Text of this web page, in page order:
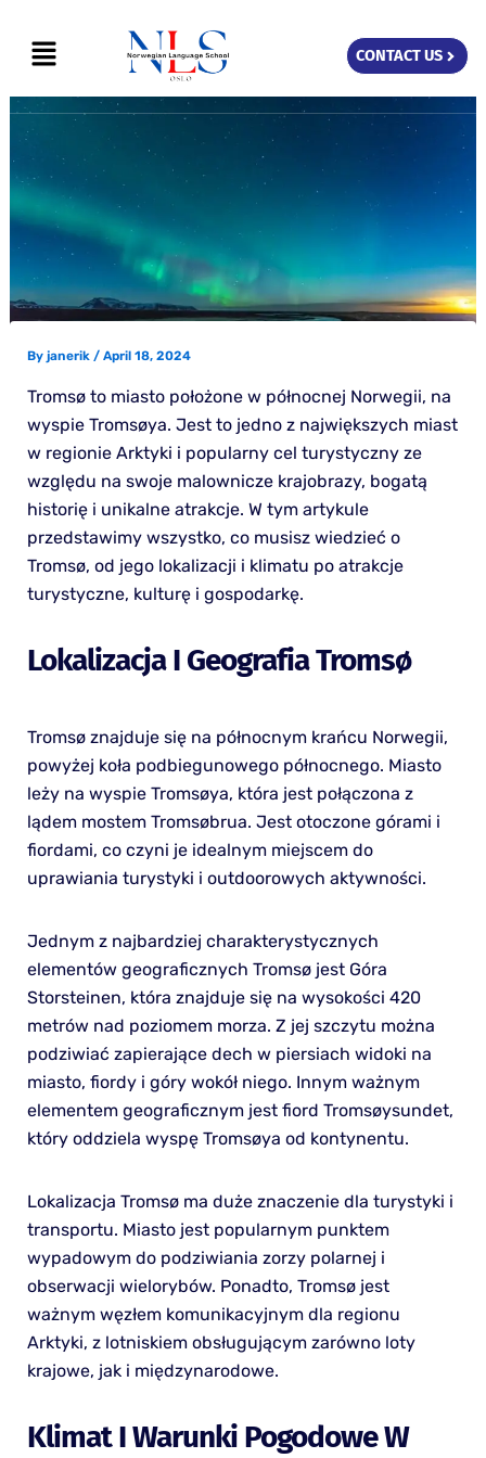
content
Menu CONTACT US
By janerik / April 18, 2024
Tromsø to miasto położone w północnej Norwegii, na
wyspie Tromsøya. Jest to jedno z największych miast
w regionie Arktyki i popularny cel turystyczny ze
względu na swoje malownicze krajobrazy, bogatą
historię i unikalne atrakcje. W tym artykule
przedstawimy wszystko, co musisz wiedzieć o
Tromsø, od jego lokalizacji i klimatu po atrakcje
turystyczne, kulturę i gospodarkę.
Lokalizacja I Geografia Tromsø
Tromsø znajduje się na północnym krańcu Norwegii,
powyżej koła podbiegunowego północnego. Miasto
leży na wyspie Tromsøya, która jest połączona z
lądem mostem Tromsøbrua. Jest otoczone górami i
fiordami, co czyni je idealnym miejscem do
uprawiania turystyki i outdoorowych aktywności.
Jednym z najbardziej charakterystycznych
elementów geograficznych Tromsø jest Góra
Storsteinen, która znajduje się na wysokości 420
metrów nad poziomem morza. Z jej szczytu można
podziwiać zapierające dech w piersiach widoki na
miasto, fiordy i góry wokół niego. Innym ważnym
elementem geograficznym jest fiord Tromsøysundet,
który oddziela wyspę Tromsøya od kontynentu.
Lokalizacja Tromsø ma duże znaczenie dla turystyki i
transportu. Miasto jest popularnym punktem
wypadowym do podziwiania zorzy polarnej i
obserwacji wielorybów. Ponadto, Tromsø jest
ważnym węzłem komunikacyjnym dla regionu
Arktyki, z lotniskiem obsługującym zarówno loty
krajowe, jak i międzynarodowe.
Klimat I Warunki Pogodowe W